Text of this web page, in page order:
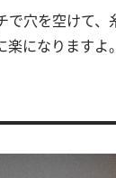
で穴を空けて、
になりますよ。